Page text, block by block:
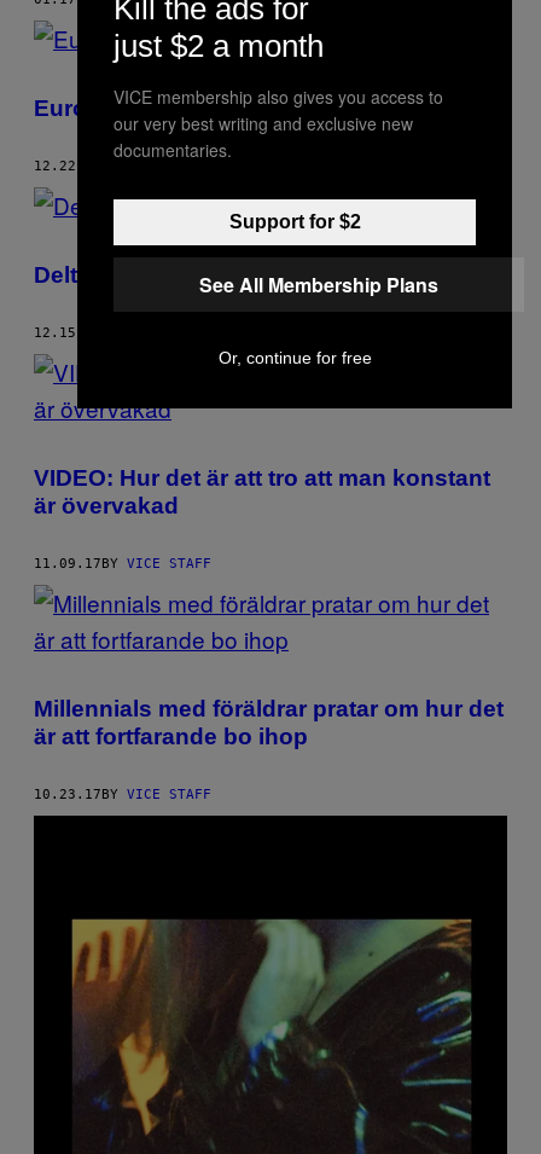
Europas märkligaste jultraditioner
12.22.17
Delta i 2018 års Global Drug Survey
12.15.17
VIDEO: Hur det är att tro att man konstant
är övervakad
11.09.17BY VICE STAFF
Millennials med föräldrar pratar om hur det
är att fortfarande bo ihop
10.23.17BY VICE STAFF
Kill the ads for
just $2 a month
VICE membership also gives you access to
our very best writing and exclusive new
documentaries.
Support for $2
See All Membership Plans
Or, continue for free